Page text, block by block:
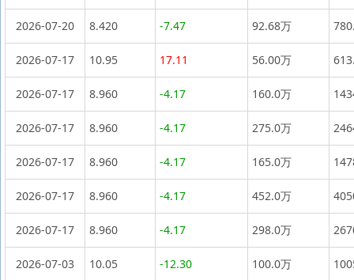
2026-07-20 8.420 -7.47 92.68万
2026-07-17 10.95 17.11 56.00万
2026-07-17 8.960 -4.17 160.0万
2026-07-17 8.960 -4.17 275.0万
2026-07-17 8.960 -4.17 165.0万
2026-07-17 8.960 -4.17 452.0万
2026-07-17 8.960 -4.17 298.0万
2026-07-03 10.05 -12.30 100.0万